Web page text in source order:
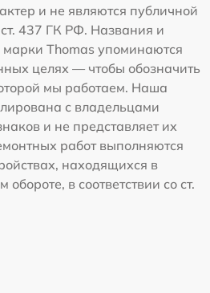
и не являются публичной
437 ГК РФ. Названия и
марки Thomas упоминаются
целях — чтобы обозначить
мы работаем. Наша
с владельцами
и не представляет их
работ выполняются
находящихся в
в соответствии со ст.